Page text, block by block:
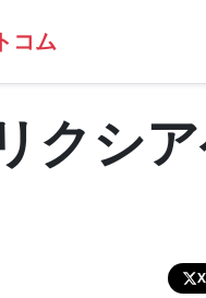
コム
クシ
X